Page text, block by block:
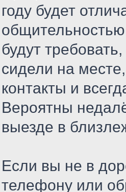
году будет
будут
сидели на
контакты и
Вероятны
выезде в
Если вы не в
телефону или